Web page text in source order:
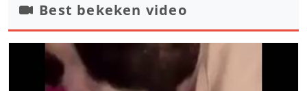
Best bekeken video